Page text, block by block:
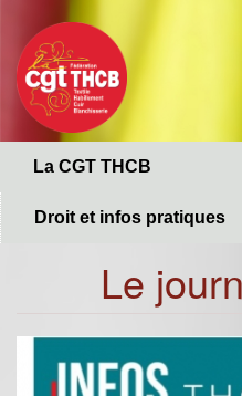
contenu
principal
La CGT THCB
Droit et infos pratiques
Le